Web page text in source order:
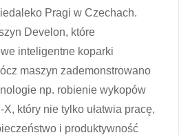
Pragi w Czechach.
Develon, które
inteligentne koparki
maszyn zademonstrowano
np. robienie wykopów
który nie tylko ułatwia pracę,
i produktywność